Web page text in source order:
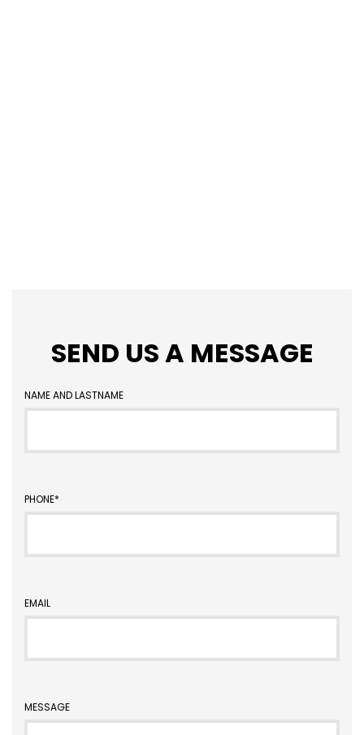
SEND US A MESSAGE
NAME AND LASTNAME
PHONE*
EMAIL
MESSAGE